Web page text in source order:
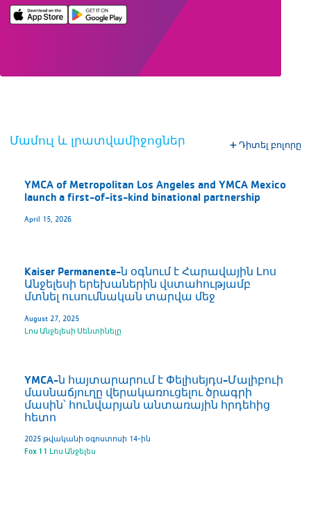
Մամուլ և լրատվամիջոցներ Դիտել բոլորը
YMCA of Metropolitan Los Angeles and YMCA Mexico
launch a first-of-its-kind binational partnership
April 15, 2026
Kaiser Permanente-ն օգնում է Հարավային Լոս
Անջելեսի երեխաներին վստահությամբ
մտնել ուսումնական տարվա մեջ
August 27, 2025
Լոս Անջելեսի Սենտինելը
YMCA-ն հայտարարում է Փելիսեյդս-Մալիբուի
մասնաճյուղը վերակառուցելու ծրագրի
մասին՝ հունվարյան անտառային հրդեհից
հետո
2025 թվականի օգոստոսի 14-ին
Fox 11 Լոս Անջելես